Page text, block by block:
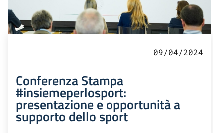
09/04/2024
Conferenza Stampa
#insiemeperlosport:
presentazione e opportunità a
supporto dello sport